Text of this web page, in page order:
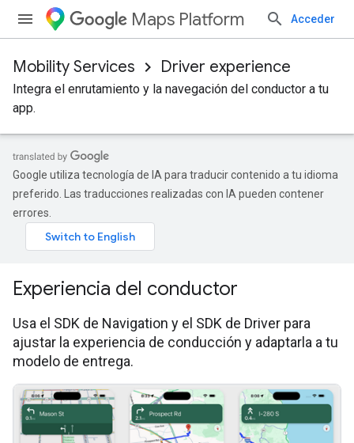
Maps Platform Acceder
Mobility Services Driver experience
Integra el enrutamiento y la navegación del conductor a tu
app.
Google utiliza tecnología de IA para traducir contenido a tu idioma
preferido. Las traducciones realizadas con IA pueden contener
errores.
Experiencia del conductor
Usa el SDK de Navigation y el SDK de Driver para
ajustar la experiencia de conducción y adaptarla a tu
modelo de entrega.